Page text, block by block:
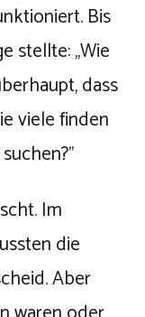
Bis
stellte: „Wie
dass
viele finden
Im
die
Aber